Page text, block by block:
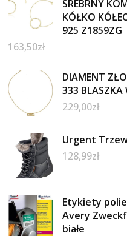
SREBRNY
KÓŁKO
925 Z1859ZG
163,50zł
DIAMENT
333 BLASZKA
229,00zł
Urgent
128,99zł
Etykiety
Avery
białe